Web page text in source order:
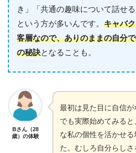
き」「共通の趣味について話せる
という方が多いんです。 キャバ
客層なので、ありのままの自分
の秘訣となることも。
Bさん（28
歳）の体験
最初は見た目に自信が
でも実際始めてみる
な私の個性を活かせ
た。むしろ自分らし